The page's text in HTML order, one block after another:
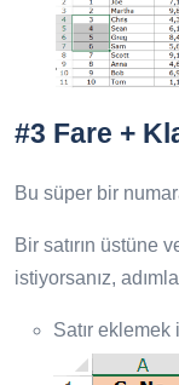
#3 Fare +
Bu süper bir
Bir satırın üstüne
istiyorsanız,
Satır eklemek